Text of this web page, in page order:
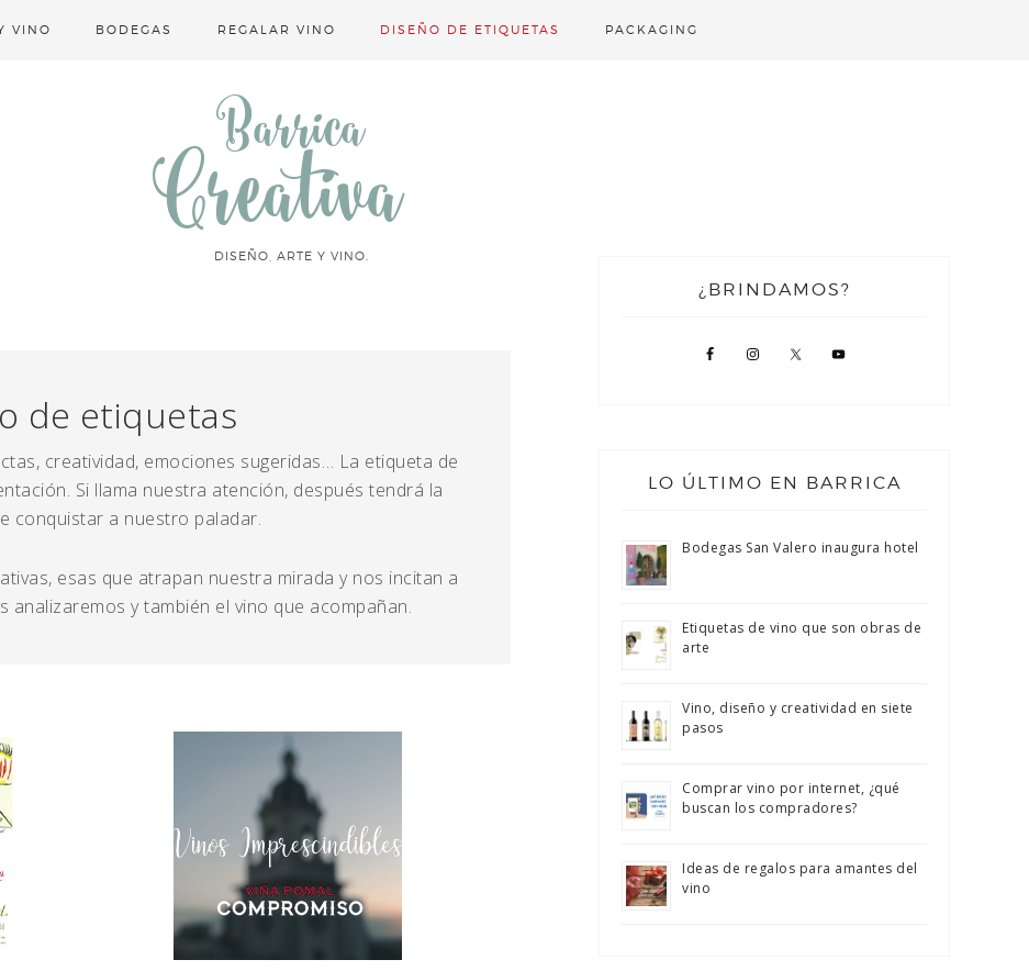
VINO BODEGAS REGALAR VINO DISEÑO DE ETIQUETAS PACKAGING
Barrica
Creativa
DISEÑO, ARTE Y VINO.
de etiquetas
creatividad, emociones sugeridas… La etiqueta de
Si llama nuestra atención, después tendrá la
conquistar a nuestro paladar.
esas que atrapan nuestra mirada y nos incitan a
analizaremos y también el vino que acompañan.
¿BRINDAMOS?
LO ÚLTIMO EN BARRICA
Bodegas San Valero inaugura hotel
Etiquetas de vino que son obras de
arte
Vino, diseño y creatividad en siete
pasos
Comprar vino por internet, ¿qué
buscan los compradores?
Ideas de regalos para amantes del
vino